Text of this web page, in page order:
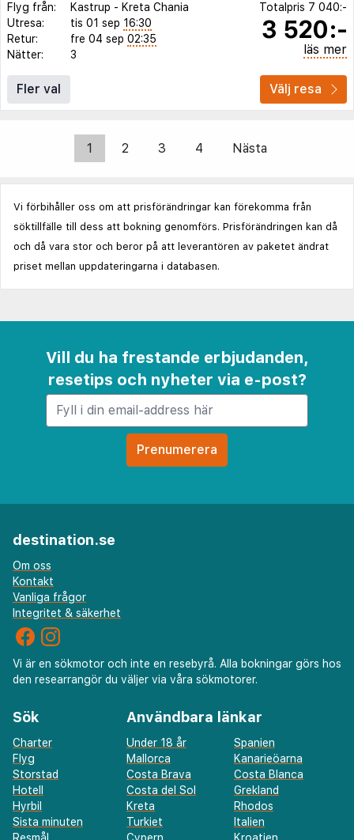
Flyg från: Kastrup - Kreta Chania
Utresa:
tis 01 sep 16:30
Retur:
fre 04 sep 02:35
Nätter:
3
Totalpris 7 040:-
3 520:-
läs mer
Fler val Välj resa
1 2 3 4 Nästa
Vi förbihåller oss om att prisförändringar kan förekomma från
söktillfälle till dess att bokning genomförs. Prisförändringen kan då
och då vara stor och beror på att leverantören av paketet ändrat
priset mellan uppdateringarna i databasen.
Vill du ha frestande erbjudanden,
resetips och nyheter via e-post?
destination.se
Om oss
Kontakt
Vanliga frågor
Integritet & säkerhet
Vi är en sökmotor och inte en resebyrå. Alla bokningar görs hos
den researrangör du väljer via våra sökmotorer.
Sök
Charter
Flyg
Storstad
Hotell
Hyrbil
Sista minuten
Användbara länkar
Under 18 år
Spanien
Mallorca
Kanarieöarna
Costa Brava
Costa Blanca
Costa del Sol
Grekland
Kreta
Rhodos
Turkiet
Italien